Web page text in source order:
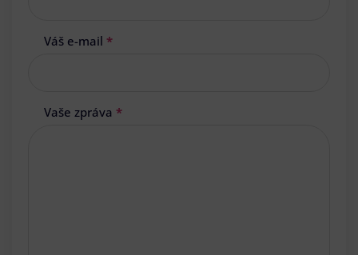
Váš e-mail *
Vaše zpráva *